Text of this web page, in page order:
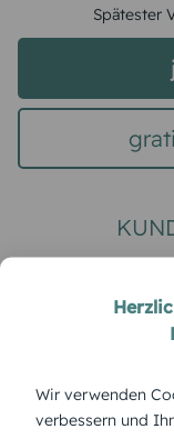
Spätester
Wir verwenden
verbessern und